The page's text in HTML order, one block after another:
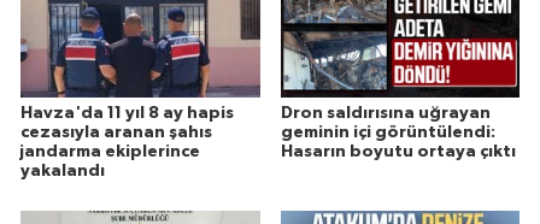
Havza'da 11 yıl 8 ay hapis
cezasıyla aranan şahıs
jandarma ekiplerince
yakalandı
Dron saldırısına uğrayan
geminin içi görüntülendi:
Hasarın boyutu ortaya çıktı